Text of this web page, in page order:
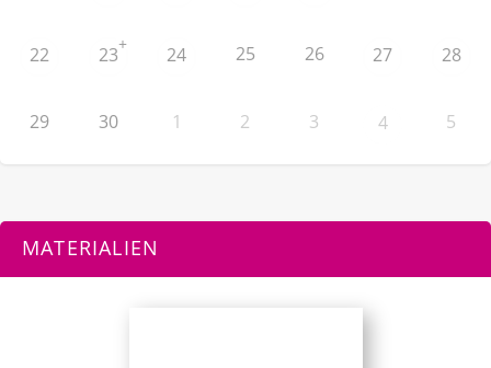
22 23+ 24 25 26 27 28
29 30 1 2 3 4 5
MATERIALIEN